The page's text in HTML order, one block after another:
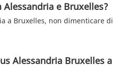
e Bruxelles?
a Bruxelles, non dimenticare di
Alessandria Bruxelles a